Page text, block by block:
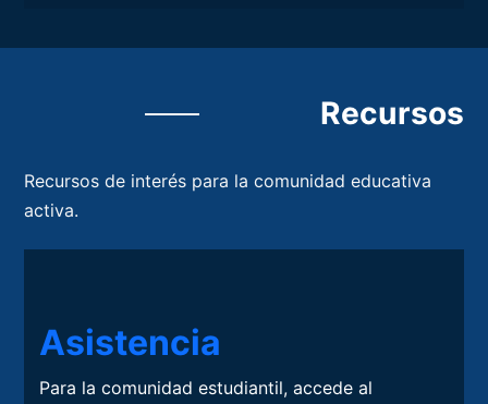
Recursos
Recursos de interés para la comunidad educativa
activa.
Asistencia
Para la comunidad estudiantil, accede al